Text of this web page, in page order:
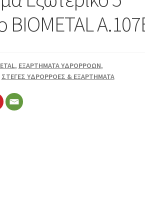
BIOMETAL
, ΕΞΑΡΤΗΜΑΤΑ ΥΔΡΟΡΡΟΩΝ,
ΣΤΕΓΕΣ ΥΔΡΟΡΡΟΕΣ & ΕΞΑΡΤΗΜΑΤΑ